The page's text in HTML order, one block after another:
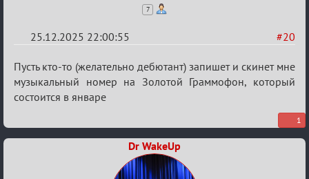
7
#20
25.12.2025 22:00:55
Re:
Вечеринка
Пусть кто-то (желательно дебютант) запишет и скинет мне
музыкальный номер на Золотой Граммофон, который
состоится в январе
1
Dr WakeUp